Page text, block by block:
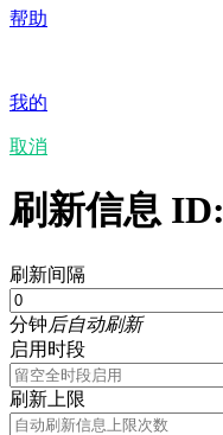
帮助
我的
取消
刷新信息 ID:
刷新间隔
分钟后自动刷新
启用时段
刷新上限